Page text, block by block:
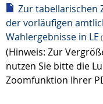
Zur tabellarischen
der vorläufigen
Wahlergebnisse in LE
(Hinweis: Zur
nutzen Sie bitte die
Zoomfunktion Ihrer